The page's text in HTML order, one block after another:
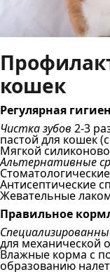
кошек
Регулярная
Чистка зубов2-3
пастой для кошек
Мягкой
Альтернативные
Антисептические
Жевательные
Правильное
для механической
Влажные корма с
образованию